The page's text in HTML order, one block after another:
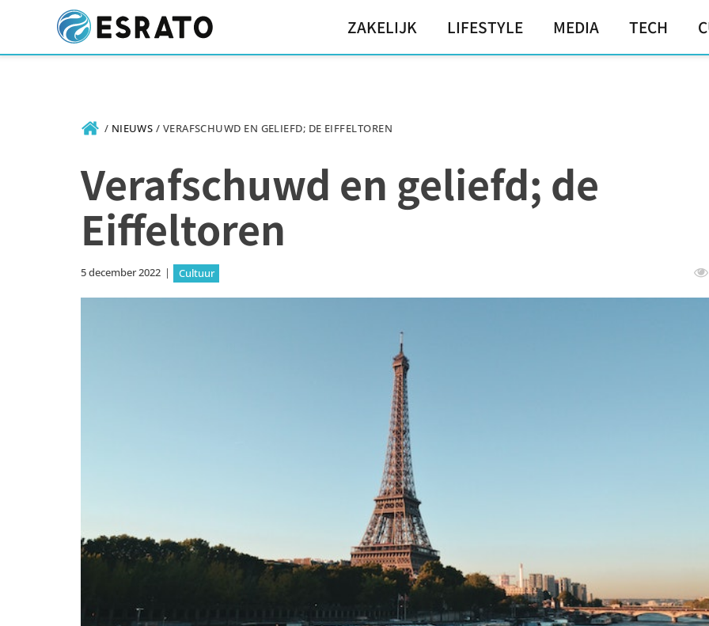
ZAKELIJK LIFESTYLE MEDIA TECH
/ NIEUWS / VERAFSCHUWD EN GELIEFD; DE EIFFELTOREN
Verafschuwd en geliefd; de
Eiffeltoren
5 december 2022 | Cultuur